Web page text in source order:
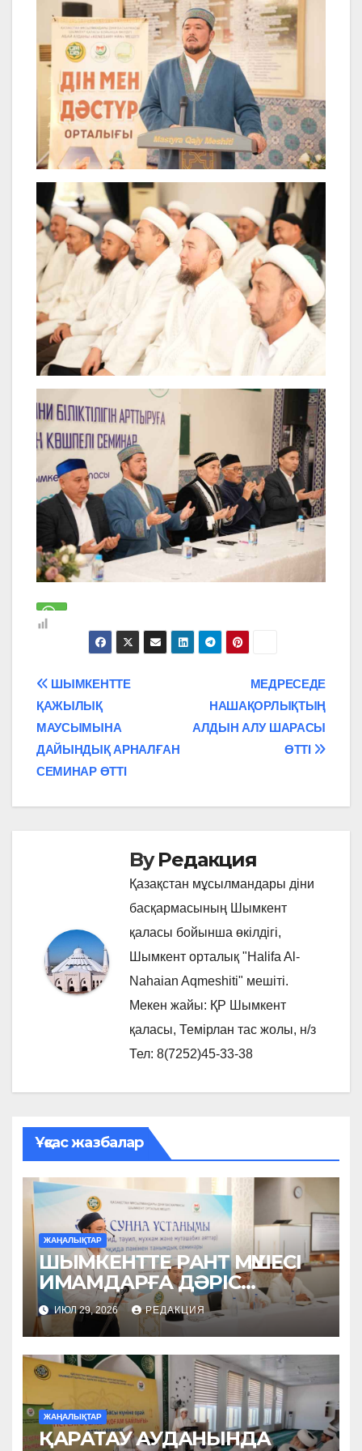
Навигация
по
записям
МЕДРЕСЕДЕ
НАШАҚОРЛЫҚТЫҢ
АЛДЫН АЛУ ШАРАСЫ
ӨТТІ
ШЫМКЕНТТЕ
ҚАЖЫЛЫҚ
МАУСЫМЫНА
ДАЙЫНДЫҚ АРНАЛҒАН
СЕМИНАР ӨТТІ
ByРедакция
Қазақстан мұсылмандары діни
басқармасының Шымкент
қаласы бойынша өкілдігі,
Шымкент орталық "Halifa Al-
Nahaian Aqmeshiti" мешіті.
Мекен жайы: ҚР Шымкент
қаласы, Темірлан тас жолы, н/з
Тел: 8(7252)45-33-38
Ұқсас жазбалар
ЖАҢАЛЫҚТАР
ШЫМКЕНТТЕ РАНТ МҮШЕСІ
ИМАМДАРҒА ДӘРІС
ОҚЫДЫ
ИЮЛ 29, 2026 РЕДАКЦИЯ
ЖАҢАЛЫҚТАР
ҚАРАТАУ АУДАНЫНДА